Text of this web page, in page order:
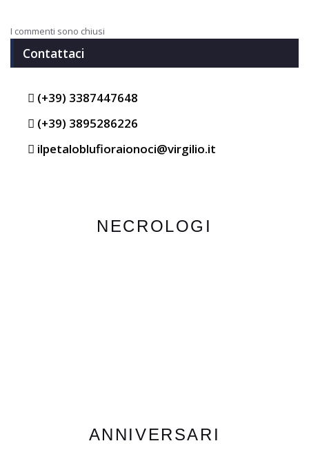
I commenti sono chiusi
Contattaci
(+39) 3387447648
(+39) 3895286226
ilpetaloblufioraionoci@virgilio.it
NECROLOGI
ANNIVERSARI